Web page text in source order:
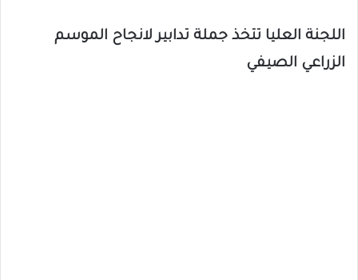
اللجنة العليا تتخذ جملة تدابير لانجاح الموسم
الزراعي الصيفي